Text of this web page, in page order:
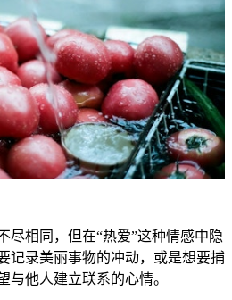
尽相同，但在“热爱”这种情感中隐
记录美丽事物的冲动，或是想要捕
与他人建立联系的心情。